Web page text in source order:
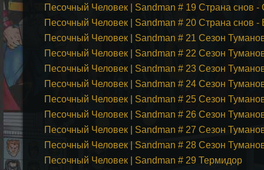
Песочный Человек | Sandman # 19 Страна снов
Песочный Человек | Sandman # 20 Страна снов -
Песочный Человек | Sandman # 21 Сезон
Песочный Человек | Sandman # 22 Сезон
Песочный Человек | Sandman # 23 Сезон
Песочный Человек | Sandman # 24 Сезон
Песочный Человек | Sandman # 25 Сезон
Песочный Человек | Sandman # 26 Сезон
Песочный Человек | Sandman # 27 Сезон
Песочный Человек | Sandman # 28 Сезон
Песочный Человек | Sandman # 29 Термидор